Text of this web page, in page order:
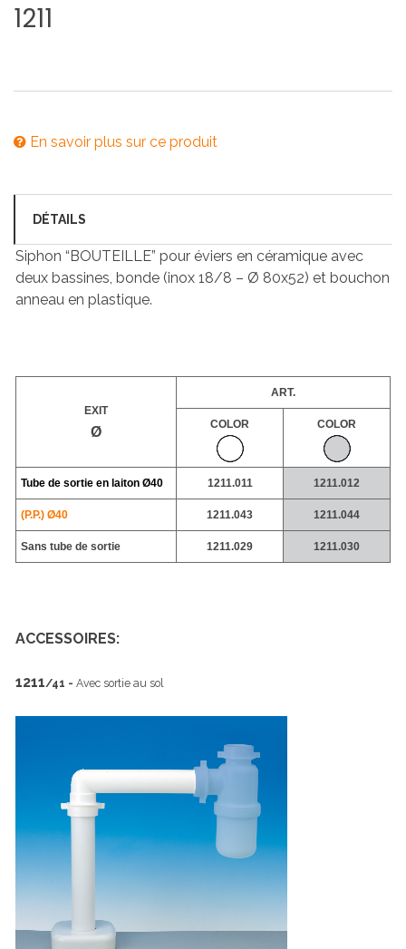
1211
En savoir plus sur ce produit
DÉTAILS
Siphon “BOUTEILLE” pour éviers en céramique avec
deux bassines, bonde (inox 18/8 – Ø 80x52) et bouchon
anneau en plastique.
EXIT
Ø
ART.
COLOR COLOR
Tube de sortie en laiton Ø40 1211.011 1211.012
(P.P.) Ø40 1211.043 1211.044
Sans tube de sortie 1211.029 1211.030
ACCESSOIRES:
1211/41 - Avec sortie au sol